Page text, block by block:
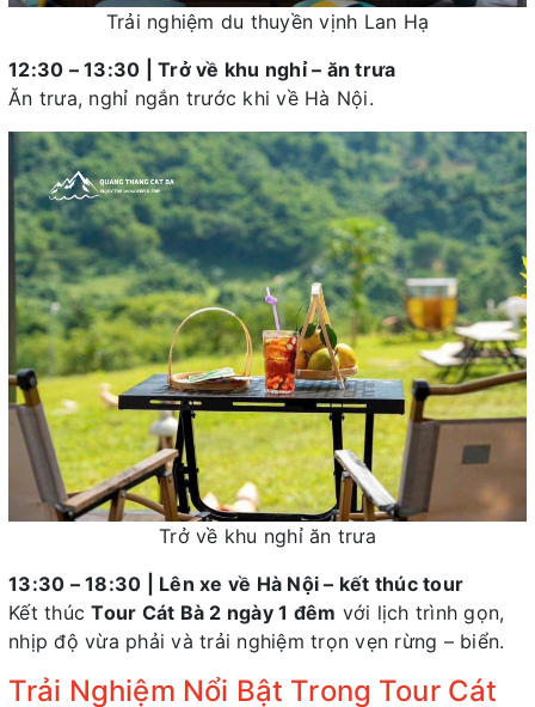
Trải nghiệm du thuyền vịnh Lan Hạ
12:30 – 13:30 | Trở về khu nghỉ – ăn trưa
Ăn trưa, nghỉ ngắn trước khi về Hà Nội.
Trở về khu nghỉ ăn trưa
13:30 – 18:30 | Lên xe về Hà Nội – kết thúc tour
Kết thúcTour Cát Bà 2 ngày 1 đêm với lịch trình gọn,
nhịp độ vừa phải và trải nghiệm trọn vẹn rừng – biển.
Trải Nghiệm Nổi Bật Trong Tour Cát